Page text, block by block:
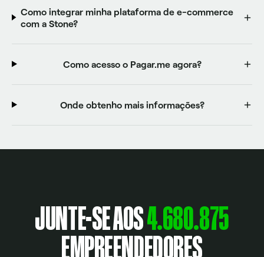
Como integrar minha plataforma de e-commerce
com a Stone?
Como acesso o Pagar.me agora?
Onde obtenho mais informações?
JUNTE-SE AOS4.680.875